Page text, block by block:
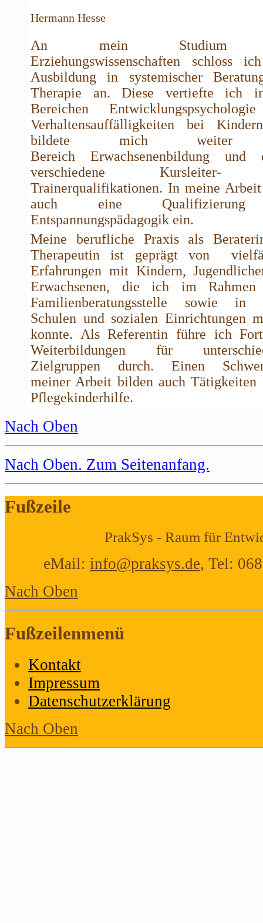
Hermann Hesse
An mein Studium
Erziehungswissenschaften schloss
Ausbildung in systemischer
Therapie an. Diese vertiefte ich
Bereichen
Verhaltensauffälligkeiten bei
bildete mich
Bereich Erwachsenenbildung und
verschiedene Kursleiter-
Trainerqualifikationen. In meine
auch eine
Entspannungspädagogik ein.
Meine berufliche Praxis als
Therapeutin ist geprägt von
Erfahrungen mit Kindern,
Erwachsenen, die ich im Rahmen
Familienberatungsstelle sowie in
Schulen und sozialen Einrichtungen
konnte. Als Referentin führe ich
Weiterbildungen für
Zielgruppen durch. Einen
meiner Arbeit bilden auch Tätigkeiten
Pflegekinderhilfe.
Nach Oben
Nach Oben. Zum Seitenanfang.
Fußzeile
PrakSys - Raum für
eMail: info@praksys.de, Tel:
Nach Oben
Fußzeilenmenü
Kontakt
Impressum
Datenschutzerklärung
Nach Oben